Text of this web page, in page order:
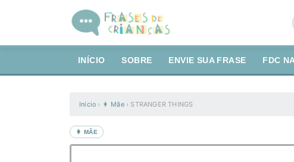
INÍCIO SOBRE ENVIE SUA FRASE FDC
Início › 👩 Mãe › STRANGER THINGS
👩 MÃE